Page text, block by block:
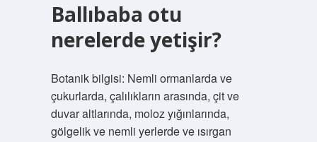
Ballıbaba otu
nerelerde yetişir?
Botanik bilgisi: Nemli ormanlarda ve
çukurlarda, çalılıkların arasında, çit ve
duvar altlarında, moloz yığınlarında,
gölgelik ve nemli yerlerde ve ısırgan